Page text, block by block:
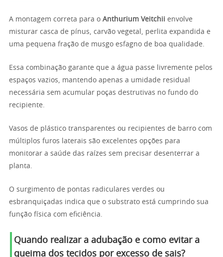
A montagem correta para o Anthurium Veitchii envolve
misturar casca de pínus, carvão vegetal, perlita expandida e
uma pequena fração de musgo esfagno de boa qualidade.
Essa combinação garante que a água passe livremente pelos
espaços vazios, mantendo apenas a umidade residual
necessária sem acumular poças destrutivas no fundo do
recipiente.
Vasos de plástico transparentes ou recipientes de barro com
múltiplos furos laterais são excelentes opções para
monitorar a saúde das raízes sem precisar desenterrar a
planta.
O surgimento de pontas radiculares verdes ou
esbranquiçadas indica que o substrato está cumprindo sua
função física com eficiência.
Quando realizar a adubação e como evitar a
queima dos tecidos por excesso de sais?